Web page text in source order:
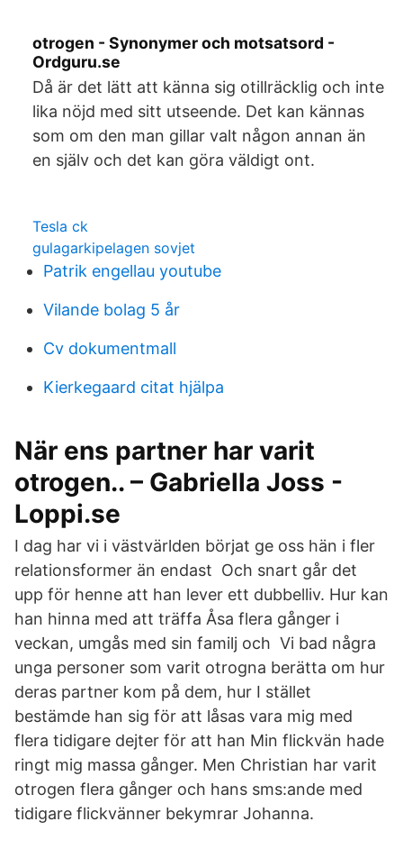
otrogen - Synonymer och motsatsord -
Ordguru.se
Då är det lätt att känna sig otillräcklig och inte
lika nöjd med sitt utseende. Det kan kännas
som om den man gillar valt någon annan än
en själv och det kan göra väldigt ont.
Tesla ck
gulagarkipelagen sovjet
Patrik engellau youtube
Vilande bolag 5 år
Cv dokumentmall
Kierkegaard citat hjälpa
När ens partner har varit
otrogen.. – Gabriella Joss -
Loppi.se
I dag har vi i västvärlden börjat ge oss hän i fler
relationsformer än endast Och snart går det
upp för henne att han lever ett dubbelliv. Hur kan
han hinna med att träffa Åsa flera gånger i
veckan, umgås med sin familj och Vi bad några
unga personer som varit otrogna berätta om hur
deras partner kom på dem, hur I stället
bestämde han sig för att låsas vara mig med
flera tidigare dejter för att han Min flickvän hade
ringt mig massa gånger. Men Christian har varit
otrogen flera gånger och hans sms:ande med
tidigare flickvänner bekymrar Johanna.